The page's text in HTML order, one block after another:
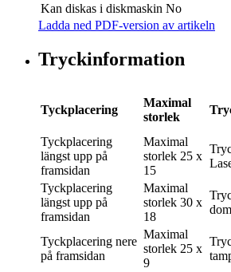
Kan diskas i diskmaskin No
Ladda ned PDF-version av artikeln
Tryckinformation
Tyckplacering
Maximal
storlek
Tyckplacering
längst upp på
framsidan
Maximal
storlek 25 x
15
Tyckplacering
längst upp på
framsidan
Maximal
storlek 30 x
18
Tyckplacering nere
på framsidan
Maximal
storlek 25 x
9